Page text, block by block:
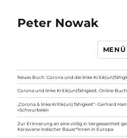
Peter Nowak
MENÜ
Neues Buch: Corona und die linke
Corona und linke Kritik(un)fähigkeit. Online-
„Corona & linke Kritik(un) fähigkeit“- Gerhard
»Schwurbelei«
Zur Erinnerung an eine völlig in Vergessenheit
Karawane indischer Bauer*innen in Europa